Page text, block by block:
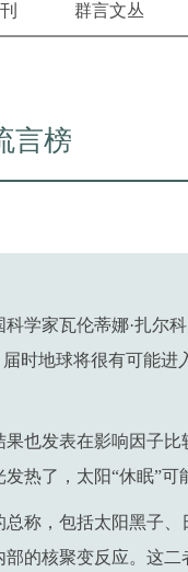
群言文丛
言榜
学家瓦伦蒂娜·扎尔
时地球将很有可能
也发表在影响因子
热了，太阳“休眠”可
称，包括太阳黑子、
的核聚变反应。这二